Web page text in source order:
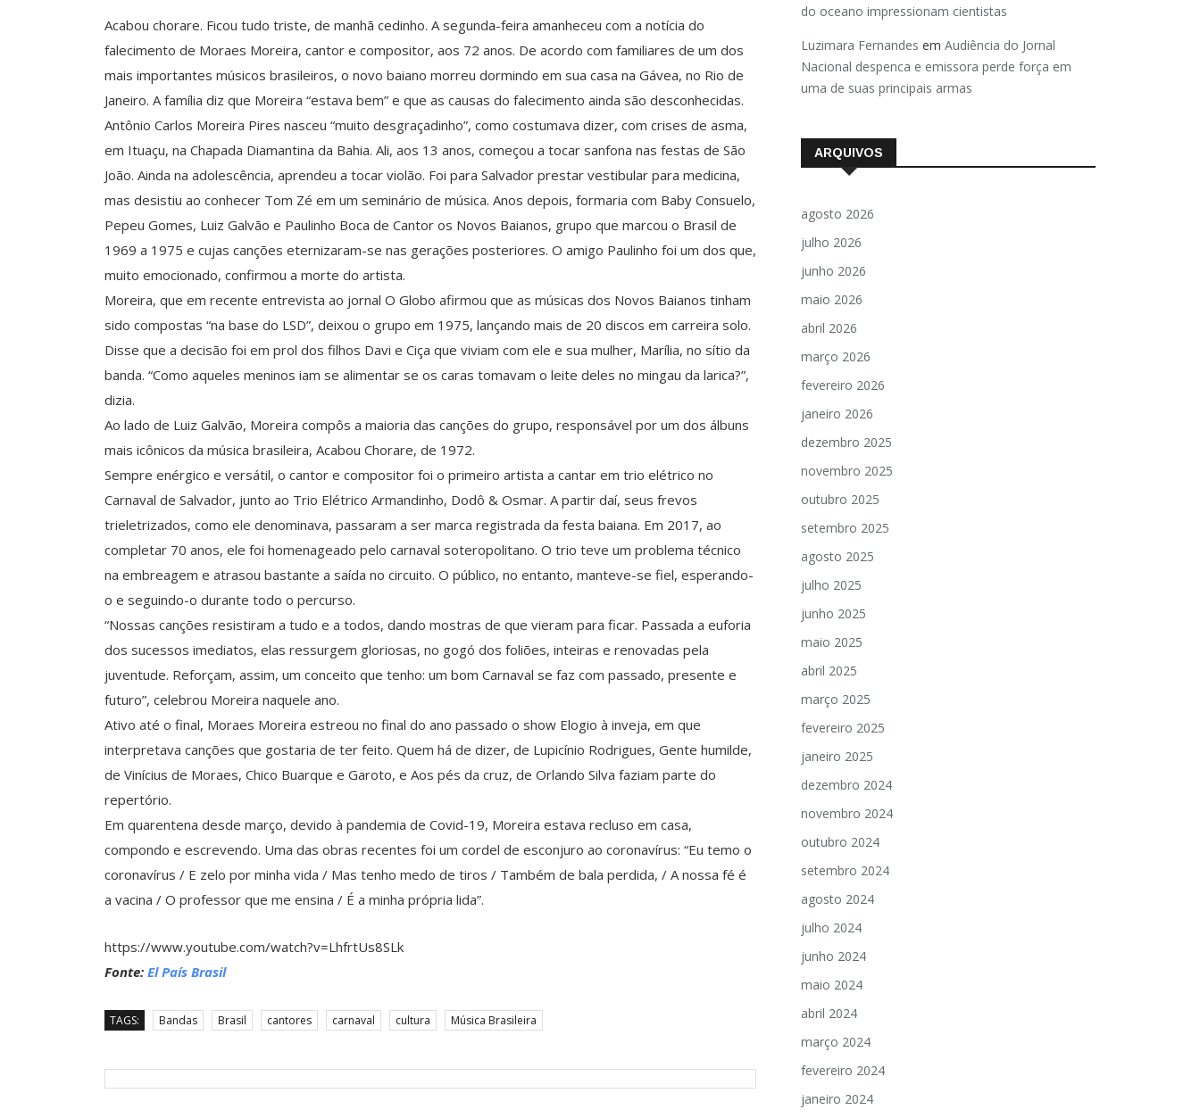
Acabou chorare. Ficou tudo triste, de manhã cedinho. A segunda-feira amanheceu com a notícia do
falecimento de Moraes Moreira, cantor e compositor, aos 72 anos. De acordo com familiares de um dos
mais importantes músicos brasileiros, o novo baiano morreu dormindo em sua casa na Gávea, no Rio de
Janeiro. A família diz que Moreira “estava bem” e que as causas do falecimento ainda são desconhecidas.
Antônio Carlos Moreira Pires nasceu “muito desgraçadinho”, como costumava dizer, com crises de asma,
em Ituaçu, na Chapada Diamantina da Bahia. Ali, aos 13 anos, começou a tocar sanfona nas festas de São
João. Ainda na adolescência, aprendeu a tocar violão. Foi para Salvador prestar vestibular para medicina,
mas desistiu ao conhecer Tom Zé em um seminário de música. Anos depois, formaria com Baby Consuelo,
Pepeu Gomes, Luiz Galvão e Paulinho Boca de Cantor os Novos Baianos, grupo que marcou o Brasil de
1969 a 1975 e cujas canções eternizaram-se nas gerações posteriores. O amigo Paulinho foi um dos que,
muito emocionado, confirmou a morte do artista.
Moreira, que em recente entrevista ao jornal O Globo afirmou que as músicas dos Novos Baianos tinham
sido compostas “na base do LSD”, deixou o grupo em 1975, lançando mais de 20 discos em carreira solo.
Disse que a decisão foi em prol dos filhos Davi e Ciça que viviam com ele e sua mulher, Marília, no sítio da
banda. “Como aqueles meninos iam se alimentar se os caras tomavam o leite deles no mingau da larica?”,
dizia.
Ao lado de Luiz Galvão, Moreira compôs a maioria das canções do grupo, responsável por um dos álbuns
mais icônicos da música brasileira, Acabou Chorare, de 1972.
Sempre enérgico e versátil, o cantor e compositor foi o primeiro artista a cantar em trio elétrico no
Carnaval de Salvador, junto ao Trio Elétrico Armandinho, Dodô & Osmar. A partir daí, seus frevos
trieletrizados, como ele denominava, passaram a ser marca registrada da festa baiana. Em 2017, ao
completar 70 anos, ele foi homenageado pelo carnaval soteropolitano. O trio teve um problema técnico
na embreagem e atrasou bastante a saída no circuito. O público, no entanto, manteve-se fiel, esperando-
o e seguindo-o durante todo o percurso.
“Nossas canções resistiram a tudo e a todos, dando mostras de que vieram para ficar. Passada a euforia
dos sucessos imediatos, elas ressurgem gloriosas, no gogó dos foliões, inteiras e renovadas pela
juventude. Reforçam, assim, um conceito que tenho: um bom Carnaval se faz com passado, presente e
futuro”, celebrou Moreira naquele ano.
Ativo até o final, Moraes Moreira estreou no final do ano passado o show Elogio à inveja, em que
interpretava canções que gostaria de ter feito. Quem há de dizer, de Lupicínio Rodrigues, Gente humilde,
de Vinícius de Moraes, Chico Buarque e Garoto, e Aos pés da cruz, de Orlando Silva faziam parte do
repertório.
Em quarentena desde março, devido à pandemia de Covid-19, Moreira estava recluso em casa,
compondo e escrevendo. Uma das obras recentes foi um cordel de esconjuro ao coronavírus: “Eu temo o
coronavírus / E zelo por minha vida / Mas tenho medo de tiros / Também de bala perdida, / A nossa fé é
a vacina / O professor que me ensina / É a minha própria lida”.
https://www.youtube.com/watch?v=LhfrtUs8SLk
Fonte: El País Brasil
TAGS: Bandas Brasil cantores carnaval cultura Música Brasileira
do oceano impressionam cientistas
Luzimara Fernandes em Audiência do Jornal
Nacional despenca e emissora perde força em
uma de suas principais armas
ARQUIVOS
agosto 2026
julho 2026
junho 2026
maio 2026
abril 2026
março 2026
fevereiro 2026
janeiro 2026
dezembro 2025
novembro 2025
outubro 2025
setembro 2025
agosto 2025
julho 2025
junho 2025
maio 2025
abril 2025
março 2025
fevereiro 2025
janeiro 2025
dezembro 2024
novembro 2024
outubro 2024
setembro 2024
agosto 2024
julho 2024
junho 2024
maio 2024
abril 2024
março 2024
fevereiro 2024
janeiro 2024